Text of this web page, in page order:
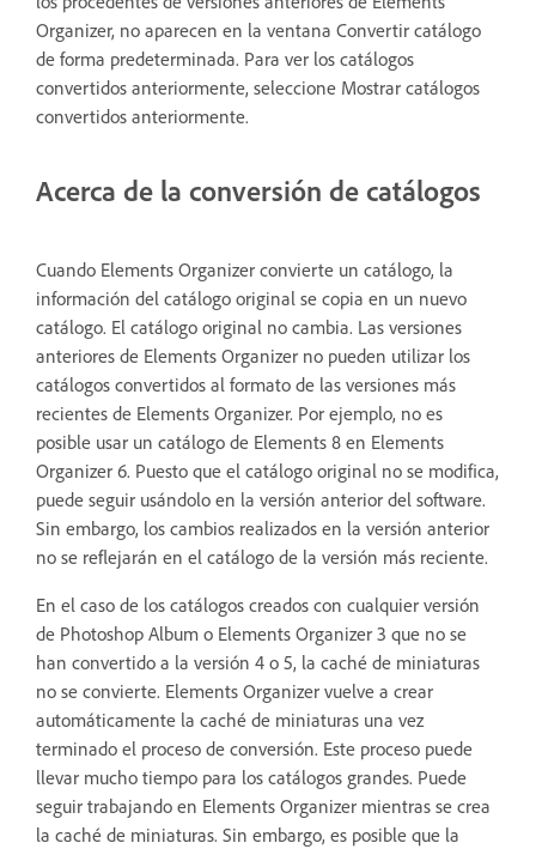
Organizer, no aparecen en la ventana Convertir catálogo
de forma predeterminada. Para ver los catálogos
convertidos anteriormente, seleccione Mostrar catálogos
convertidos anteriormente.
Acerca de la conversión de catálogos
Cuando Elements Organizer convierte un catálogo, la
información del catálogo original se copia en un nuevo
catálogo. El catálogo original no cambia. Las versiones
anteriores de Elements Organizer no pueden utilizar los
catálogos convertidos al formato de las versiones más
recientes de Elements Organizer. Por ejemplo, no es
posible usar un catálogo de Elements 8 en Elements
Organizer 6. Puesto que el catálogo original no se modifica,
puede seguir usándolo en la versión anterior del software.
Sin embargo, los cambios realizados en la versión anterior
no se reflejarán en el catálogo de la versión más reciente.
En el caso de los catálogos creados con cualquier versión
de Photoshop Album o Elements Organizer 3 que no se
han convertido a la versión 4 o 5, la caché de miniaturas
no se convierte. Elements Organizer vuelve a crear
automáticamente la caché de miniaturas una vez
terminado el proceso de conversión. Este proceso puede
llevar mucho tiempo para los catálogos grandes. Puede
seguir trabajando en Elements Organizer mientras se crea
la caché de miniaturas. Sin embargo, es posible que la